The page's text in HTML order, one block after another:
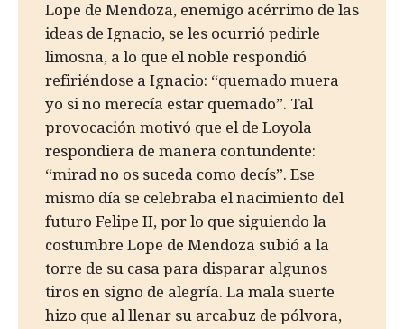
Lope de Mendoza, enemigo acérrimo de las
ideas de Ignacio, se les ocurrió pedirle
limosna, a lo que el noble respondió
refiriéndose a Ignacio: “quemado muera
yo si no merecía estar quemado”. Tal
provocación motivó que el de Loyola
respondiera de manera contundente:
“mirad no os suceda como decís”. Ese
mismo día se celebraba el nacimiento del
futuro Felipe II, por lo que siguiendo la
costumbre Lope de Mendoza subió a la
torre de su casa para disparar algunos
tiros en signo de alegría. La mala suerte
hizo que al llenar su arcabuz de pólvora,